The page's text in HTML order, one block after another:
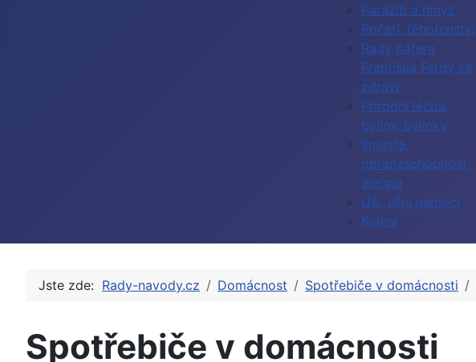
Paraziti a hmyz
Početí, těhotenství
Rady pátera
Františka Ferdy ke
zdraví
Přírodní léčba,
byliny, bylinky
Imunita,
obranyschopnost,
alergie
Uši, ušní nemoci
Kojení
Jste zde: Rady-navody.cz Domácnost Spotřebiče v domácnosti
Spotřebiče v domácnosti